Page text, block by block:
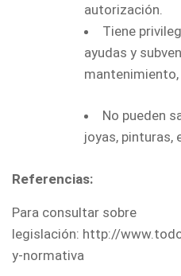
autorización.
Tiene
ayudas y
mantenimiento,
No pueden
joyas, pinturas,
Referencias:
Para consultar sobre
legislación: http://
y-normativa